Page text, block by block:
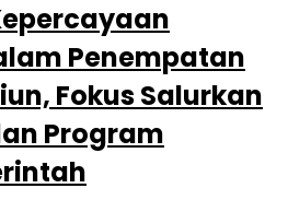
Penempatan
Fokus Salurkan
Program